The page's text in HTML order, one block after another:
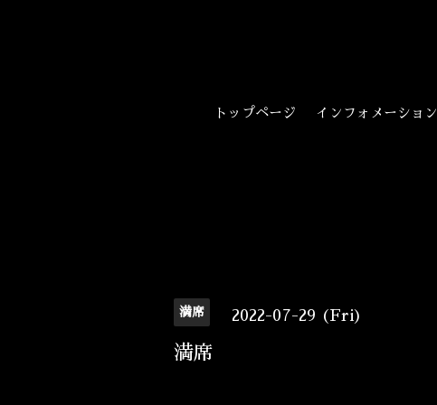
トップページ インフォメーション
満席 2022-07-29 (Fri)
満席